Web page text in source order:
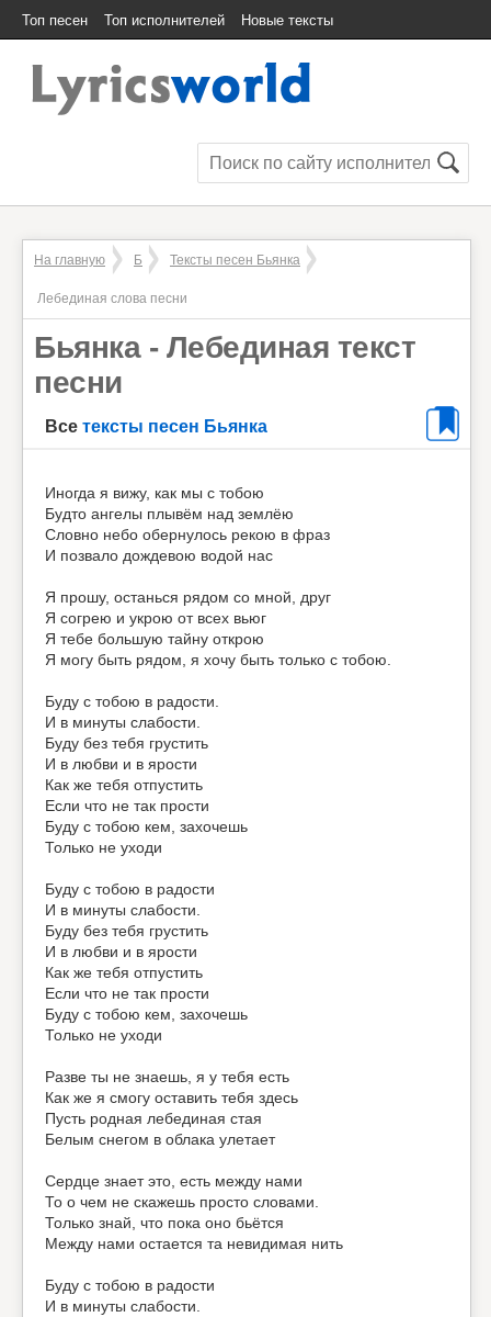
Топ песен Топ исполнителей Новые тексты
На главную Б Тексты песен Бьянка
Лебединая слова песни
Бьянка - Лебединая текст
песни
Все тексты песен Бьянка
Иногда я вижу, как мы с тобою
Будто ангелы плывём над землёю
Словно небо обернулось рекою в фраз
И позвало дождевою водой нас
Я прошу, останься рядом со мной, друг
Я согрею и укрою от всех вьюг
Я тебе большую тайну открою
Я могу быть рядом, я хочу быть только с тобою.
Буду с тобою в радости.
И в минуты слабости.
Буду без тебя грустить
И в любви и в ярости
Как же тебя отпустить
Если что не так прости
Буду с тобою кем, захочешь
Только не уходи
Буду с тобою в радости
И в минуты слабости.
Буду без тебя грустить
И в любви и в ярости
Как же тебя отпустить
Если что не так прости
Буду с тобою кем, захочешь
Только не уходи
Разве ты не знаешь, я у тебя есть
Как же я смогу оставить тебя здесь
Пусть родная лебединая стая
Белым снегом в облака улетает
Сердце знает это, есть между нами
То о чем не скажешь просто словами.
Только знай, что пока оно бьётся
Между нами остается та невидимая нить
Буду с тобою в радости
И в минуты слабости.